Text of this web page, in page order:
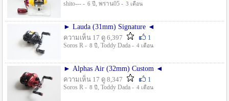
shito--- - 6 ปี , พราน05 - 3 เดือน
► Lauda (31mm) Signature ◄
ความเห็น 17 ดู 6,397
1
Soros R - 8 ปี , Toddy Dada - 4 เดือน
► Alphas Air (32mm) Custom ◄
ความเห็น 17 ดู 8,347
1
Soros R - 8 ปี , Toddy Dada - 4 เดือน